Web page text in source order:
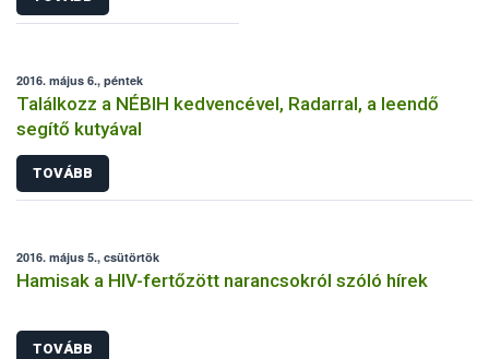
2016. május 6., péntek
Találkozz a NÉBIH kedvencével, Radarral, a leendő
segítő kutyával
TOVÁBB
2016. május 5., csütörtök
Hamisak a HIV-fertőzött narancsokról szóló hírek
TOVÁBB